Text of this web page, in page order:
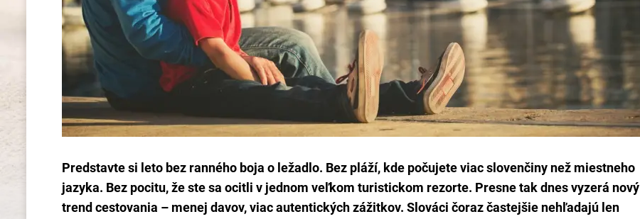
Predstavte si leto bez ranného boja o ležadlo. Bez pláží, kde počujete viac slovenčiny než miestneho
jazyka. Bez pocitu, že ste sa ocitli v jednom veľkom turistickom rezorte. Presne tak dnes vyzerá nový
trend cestovania – menej davov, viac autentických zážitkov. Slováci čoraz častejšie nehľadajú len